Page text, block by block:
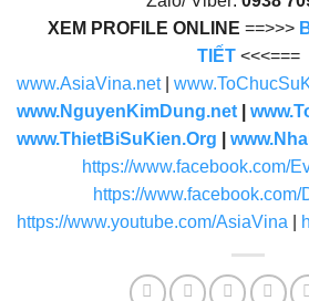
XEM PROFILE ONLINE ==>>>
TIẾT <<<===
www.AsiaVina.net|
www.NguyenKimDung.net
www.ThietBiSuKien.Org
https://www.facebook.com/
https://
https://www.youtube.com/AsiaVina